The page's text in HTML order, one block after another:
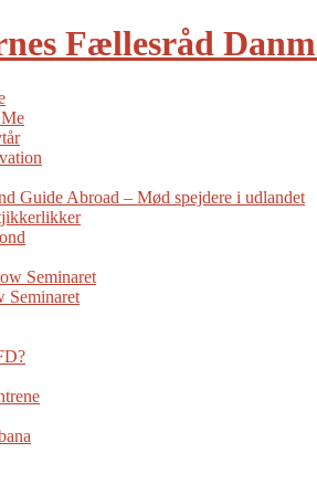
Fællesråd
Guide Abroad – Mød spejdere i udlandet
Seminaret
Seminaret